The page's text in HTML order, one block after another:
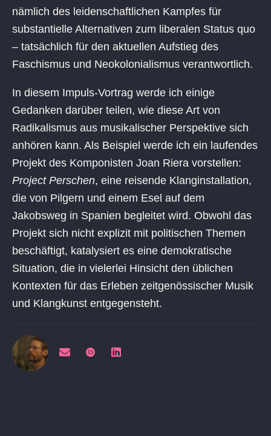
nämlich des leidenschaftlichen Kampfes für
substantielle Alternativen zum liberalen Status quo
– tatsächlich für den aktuellen Aufstieg des
Faschismus und Neokolonialismus verantwortlich.
In diesem Impuls-Vortrag werde ich einige
Gedanken darüber teilen, wie diese Art von
Radikalismus aus musikalischer Perspektive sich
anhören kann. Als Beispiel werde ich ein laufendes
Projekt des Komponisten Joan Riera vorstellen:
Project Perschen, eine reisende Klanginstallation,
die von Pilgern und einem Esel auf dem
Jakobsweg in Spanien begleitet wird. Obwohl das
Projekt sich nicht explizit mit politischen Themen
beschäftigt, katalysiert es eine demokratische
Situation, die in vielerlei Hinsicht den üblichen
Kontexten für das Erleben zeitgenössischer Musik
und Klangkunst entgegensteht.